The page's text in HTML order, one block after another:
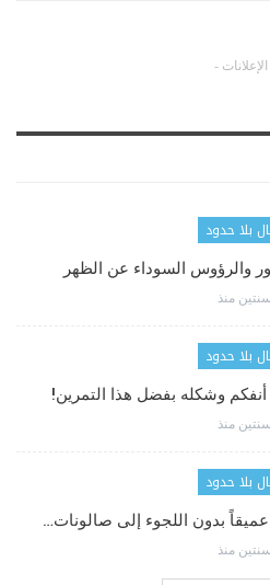
بلا حدود
سنتين منذ
بلا حدود
وشكله بفضل هذا التمرين!
سنتين منذ
بلا حدود
بدون اللجوء إلى صالونات…
سنتين منذ